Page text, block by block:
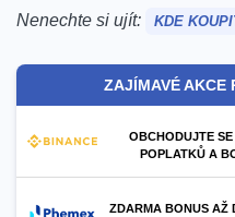
Nenechte si ujít: KDE
ZAJÍMAVÉ AKCE
OBCHODUJTE
POPLATKŮ A
ZDARMA BONUS AŽ